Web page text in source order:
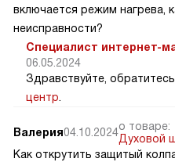
включается режим нагрева,
неисправности?
Специалист интернет-
06.05.2024
Здравствуйте,
центр.
Валерия04.10.2024о товаре:
Духовой
Как открутить защитый